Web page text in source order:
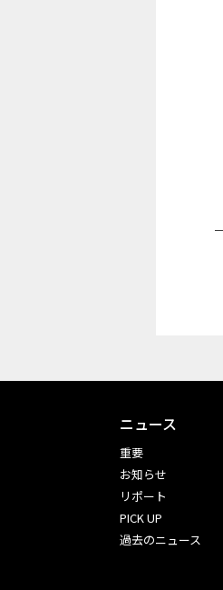
ニュース
重要
お知らせ
リポート
PICK UP
過去のニュース